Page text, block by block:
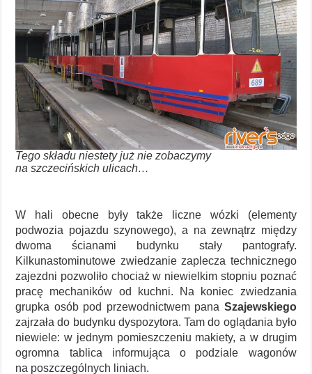
Tego składu niestety już nie zobaczymy
na szczecińskich ulicach…
W hali obecne były także liczne wózki (elementy
podwozia pojazdu szynowego), a na zewnątrz między
dwoma ścianami budynku stały pantografy.
Kilkunastominutowe zwiedzanie zaplecza technicznego
zajezdni pozwoliło chociaż w niewielkim stopniu poznać
pracę mechaników od kuchni. Na koniec zwiedzania
grupka osób pod przewodnictwem pana Szajewskiego
zajrzała do budynku dyspozytora. Tam do oglądania było
niewiele: w jednym pomieszczeniu makiety, a w drugim
ogromna tablica informująca o podziale wagonów
na poszczególnych liniach.